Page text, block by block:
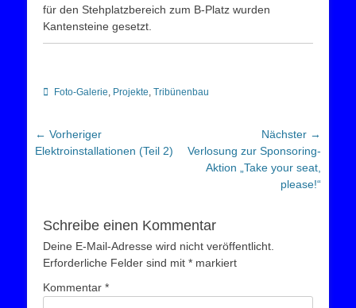
für den Stehplatzbereich zum B-Platz wurden
Kantensteine gesetzt.
Kategorien
Foto-Galerie, Projekte, Tribünenbau
Beitragsnavigation
← Vorheriger
Vorheriger
Elektroinstallationen (Teil 2)
Nächster →
Nächster
Beitrag:
Verlosung zur Sponsoring-
Aktion „Take your seat,
please!“
Schreibe einen Kommentar
Deine E-Mail-Adresse wird nicht veröffentlicht.
Erforderliche Felder sind mit * markiert
Kommentar *